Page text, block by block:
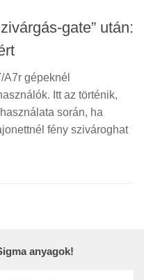
gate” után:
A7r gépeknél
Itt az történik,
során, ha
fény szivároghat
anyagok!